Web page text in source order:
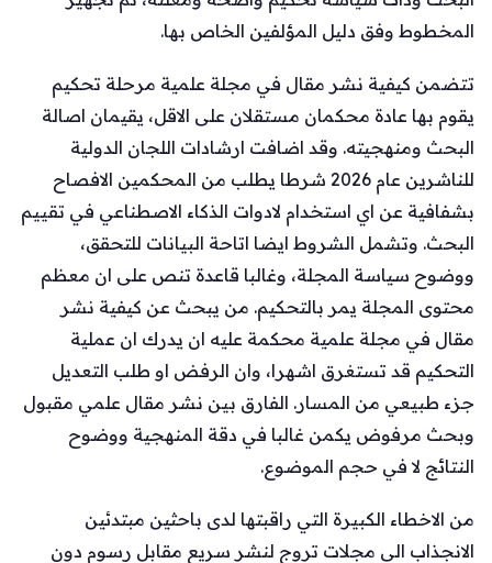
المخطوط وفق دليل المؤلفين الخاص بها.
تتضمن كيفية نشر مقال في مجلة علمية مرحلة تحكيم
يقوم بها عادة محكمان مستقلان على الاقل، يقيمان اصالة
البحث ومنهجيته. وقد اضافت ارشادات اللجان الدولية
للناشرين عام 2026 شرطا يطلب من المحكمين الافصاح
بشفافية عن اي استخدام لادوات الذكاء الاصطناعي في تقييم
البحث. وتشمل الشروط ايضا اتاحة البيانات للتحقق،
ووضوح سياسة المجلة، وغالبا قاعدة تنص على ان معظم
محتوى المجلة يمر بالتحكيم. من يبحث عن كيفية نشر
مقال في مجلة علمية محكمة عليه ان يدرك ان عملية
التحكيم قد تستغرق اشهرا، وان الرفض او طلب التعديل
جزء طبيعي من المسار. الفارق بين نشر مقال علمي مقبول
وبحث مرفوض يكمن غالبا في دقة المنهجية ووضوح
النتائج لا في حجم الموضوع.
من الاخطاء الكبيرة التي راقبتها لدى باحثين مبتدئين
الانجذاب الى مجلات تروج لنشر سريع مقابل رسوم دون